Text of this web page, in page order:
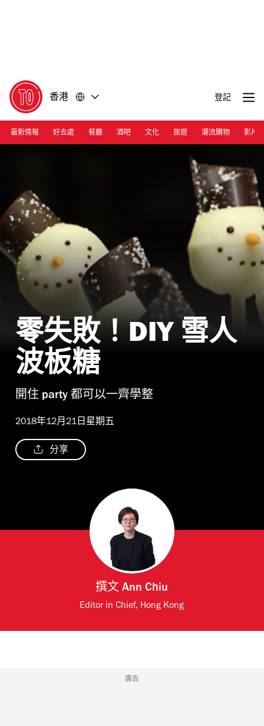
香港 登記
最新情報 好去處 餐廳 酒吧 文化 旅遊 潮流購物 影片
零失敗！DIY 雪人
波板糖
開住 party 都可以一齊學整
2018年12月21日星期五
分享
撰文Ann Chiu
Editor in Chief, Hong Kong
廣告